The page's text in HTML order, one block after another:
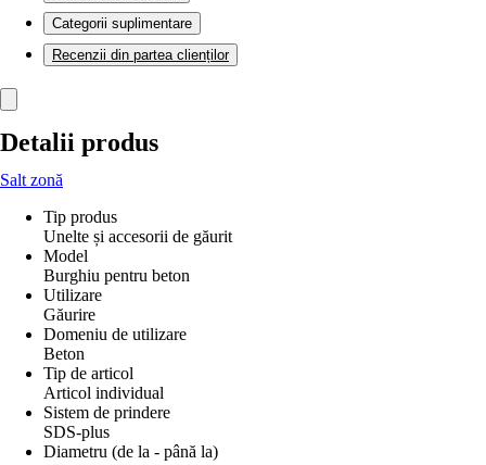
Categorii suplimentare
Recenzii din partea clienților
Detalii produs
Salt zonă
Tip produs
Unelte și accesorii de găurit
Model
Burghiu pentru beton
Utilizare
Găurire
Domeniu de utilizare
Beton
Tip de articol
Articol individual
Sistem de prindere
SDS-plus
Diametru (de la - până la)